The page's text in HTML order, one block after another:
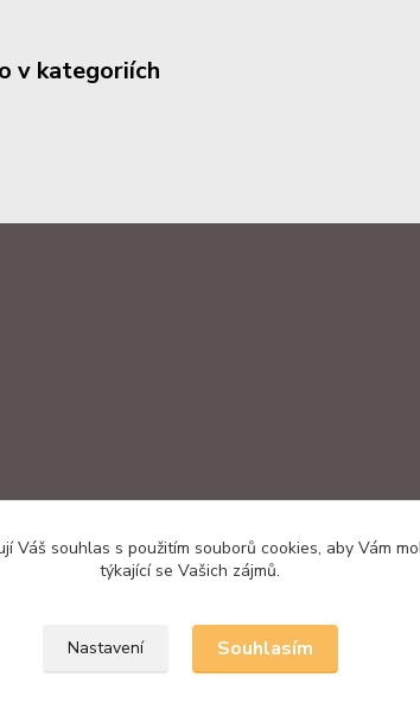
v kategoriích
Váš souhlas s použitím souborů cookies, aby Vám
týkající se Vašich zájmů.
Nastavení Souhlasím